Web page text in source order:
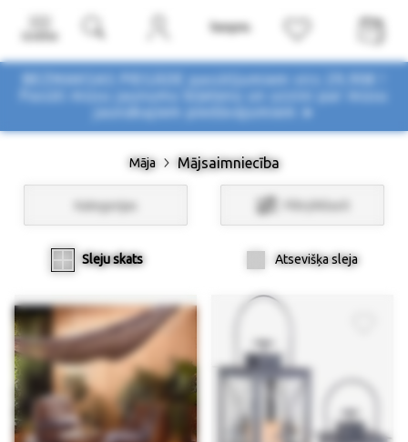
BEZMAKSAS PIEGĀDE pasūtījumiem virs 29,90€ !
Pasūti mūsu jaunumu biļetenu un uzzini par mūsu
Māja Mājsaimniecība
Kategorijas Filtri/Atlasīt
Sleju skats Atsevišķa sleja